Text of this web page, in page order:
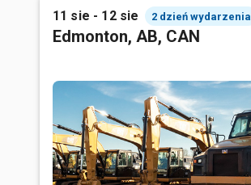
11 sie - 12 sie 2 dzień wydarzenia
Edmonton, AB, CAN